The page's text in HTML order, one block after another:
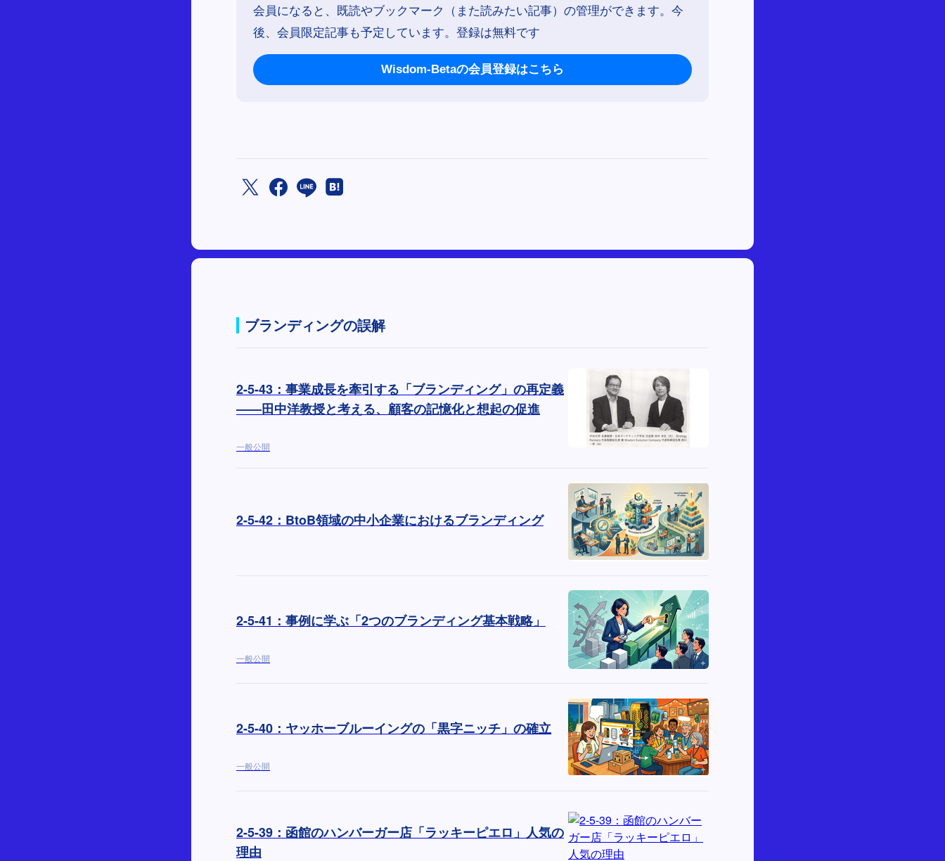
会員になると、既読やブックマーク（また読みたい記事）の管理ができます。今
後、会員限定記事も予定しています。登録は無料です
Wisdom-Betaの会員登録はこちら
ブランディングの誤解
2-5-43：事業成長を牽引する「ブランディング」の再定義
——田中洋教授と考える、顧客の記憶化と想起の促進
一般公開
2-5-42：BtoB領域の中小企業におけるブランディング
2-5-41：事例に学ぶ「2つのブランディング基本戦略」
一般公開
2-5-40：ヤッホーブルーイングの「黒字ニッチ」の確立
一般公開
2-5-39：函館のハンバーガー店「ラッキーピエロ」人気の
理由